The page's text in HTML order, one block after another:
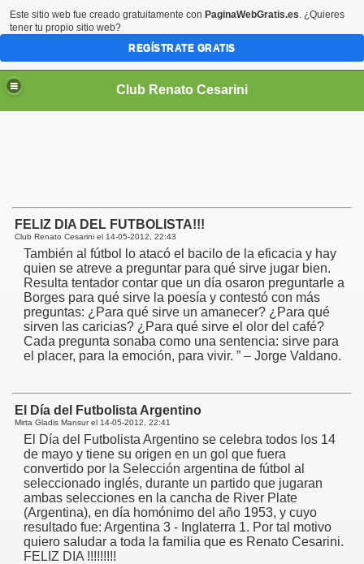
Club Renato Cesarini
FELIZ DIA DEL FUTBOLISTA!!!
Club Renato Cesarini el 14-05-2012, 22:43
También al fútbol lo atacó el bacilo de la eficacia y hay
quien se atreve a preguntar para qué sirve jugar bien.
Resulta tentador contar que un día osaron preguntarle a
Borges para qué sirve la poesía y contestó con más
preguntas: ¿Para qué sirve un amanecer? ¿Para qué
sirven las caricias? ¿Para qué sirve el olor del café?
Cada pregunta sonaba como una sentencia: sirve para
el placer, para la emoción, para vivir. ” – Jorge Valdano.
El Día del Futbolista Argentino
Mirta Gladis Mansur el 14-05-2012, 22:41
El Día del Futbolista Argentino se celebra todos los 14
de mayo y tiene su origen en un gol que fuera
convertido por la Selección argentina de fútbol al
seleccionado inglés, durante un partido que jugaran
ambas selecciones en la cancha de River Plate
(Argentina), en día homónimo del año 1953, y cuyo
resultado fue: Argentina 3 - Inglaterra 1. Por tal motivo
quiero saludar a toda la familia que es Renato Cesarini.
FELIZ DIA !!!!!!!!!
Este sitio web fue creado gratuitamente con PaginaWebGratis.es. ¿Quieres
tener tu propio sitio web?
REGÍSTRATE GRATIS